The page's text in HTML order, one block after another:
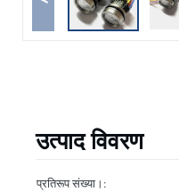
उत्पाद विवरण
प्रतिरूप संख्या।: